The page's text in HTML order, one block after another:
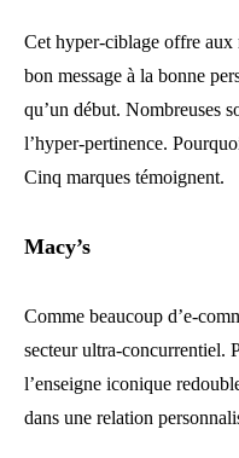
Cet hyper-ciblage offre aux
bon message à la bonne
qu’un début. Nombreuses
l’hyper-pertinence.
Cinq marques témoignent.
Macy’s
Comme beaucoup d’e-
secteur ultra-concurrentiel.
l’enseigne iconique
dans une relation